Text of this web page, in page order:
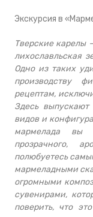
Экскурсия в
Тверские карелы
лихославльская
Одно из таких
производству
рецептам,
Здесь
видов и
мармелада вы
прозрачного,
полюбуетесь
мармеладными
огромными
сувенирами,
поверить, что